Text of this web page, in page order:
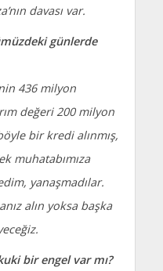
davası var.
günlerde
436 milyon
değeri 200 milyon
bir kredi alınmış,
muhatabımıza
yanaşmadılar.
alın yoksa başka
bir engel var mı?